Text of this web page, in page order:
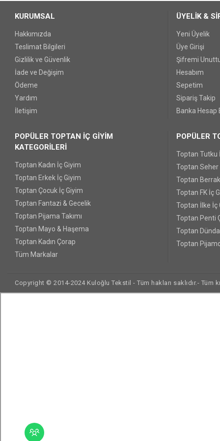
KURUMSAL
Hakkımızda
Teslimat Bilgileri
Gizlilik ve Güvenlik
İade ve Değişim
Ödeme
Yardım
İletişim
ÜYELİK &
Yeni Üyelik
Üye Girişi
Şifremi
Hesabım
Sepetim
Sipariş Takip
Banka Hesap
POPÜLER TOPTAN İÇ GİYİM
KATEGORİLERİ
Toptan Kadın İç Giyim
Toptan Erkek İç Giyim
Toptan Çocuk İç Giyim
Toptan Fantazi & Gecelik
Toptan Pijama Takımı
Toptan Mayo & Haşema
Toptan Kadın Çorap
Tüm Markalar
POPÜLER
Toptan Tutku
Toptan Seher
Toptan
Toptan FK İç
Toptan İlke İç
Toptan Penti
Toptan
Toptan
Copyright © 2014-2024 Kuloğlu Tekstil - Tüm hakları saklıdır.-